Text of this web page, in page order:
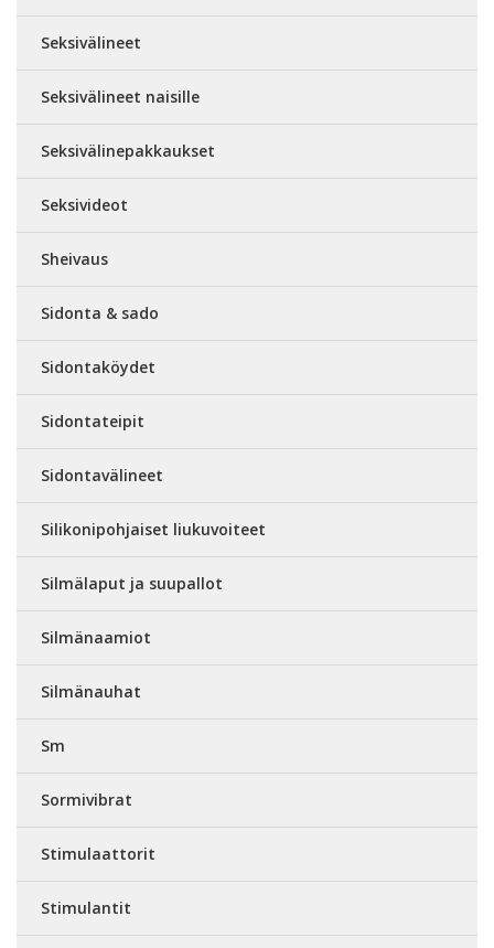
Seksivälineet
Seksivälineet naisille
Seksivälinepakkaukset
Seksivideot
Sheivaus
Sidonta & sado
Sidontaköydet
Sidontateipit
Sidontavälineet
Silikonipohjaiset liukuvoiteet
Silmälaput ja suupallot
Silmänaamiot
Silmänauhat
Sm
Sormivibrat
Stimulaattorit
Stimulantit